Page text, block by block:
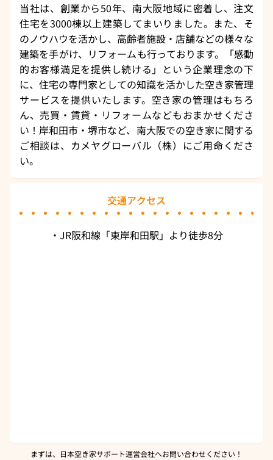
当社は、創業から50年、南大阪地域に密着し、注文
住宅を3000棟以上建築してまいりました。また、そ
のノウハウを活かし、高齢者施設・店舗などの様々な
建築を手がけ、リフォームも行っております。「感動
的お客様満足を提供し続ける」という企業理念の下
に、住宅の専門家としての知識を活かした空き家管理
サービスを提供いたします。空き家の管理はもちろ
ん、売買・賃貸・リフォームなどもおまかせくださ
い！岸和田市・堺市など、南大阪での空き家に関する
ご相談は、カメヤグローバル（株）にご用命くださ
い。
交通アクセス
・JR阪和線「東岸和田駅」より徒歩8分
まずは、日本空き家サポート運営会社へお問い合わせください！